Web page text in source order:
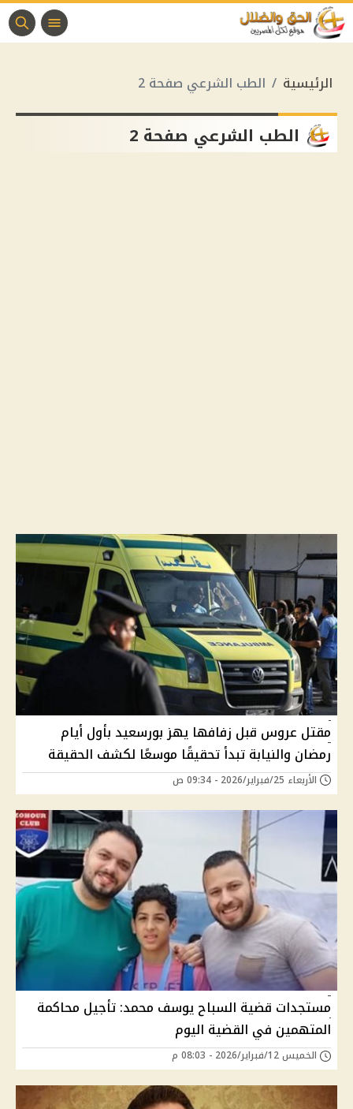
الرئيسية الطب الشرعي صفحة 2
الطب الشرعي صفحة 2
مقتل عروس قبل زفافها يهز بورسعيد بأول أيام
رمضان والنيابة تبدأ تحقيقًا موسعًا لكشف الحقيقة
الأربعاء 25/فبراير/2026 - 09:34 ص
مستجدات قضية السباح يوسف محمد: تأجيل محاكمة
المتهمين في القضية اليوم
الخميس 12/فبراير/2026 - 08:03 م